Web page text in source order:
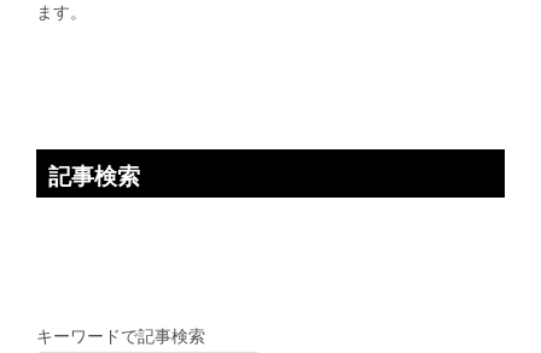
ます。
記事検索
キーワードで記事検索